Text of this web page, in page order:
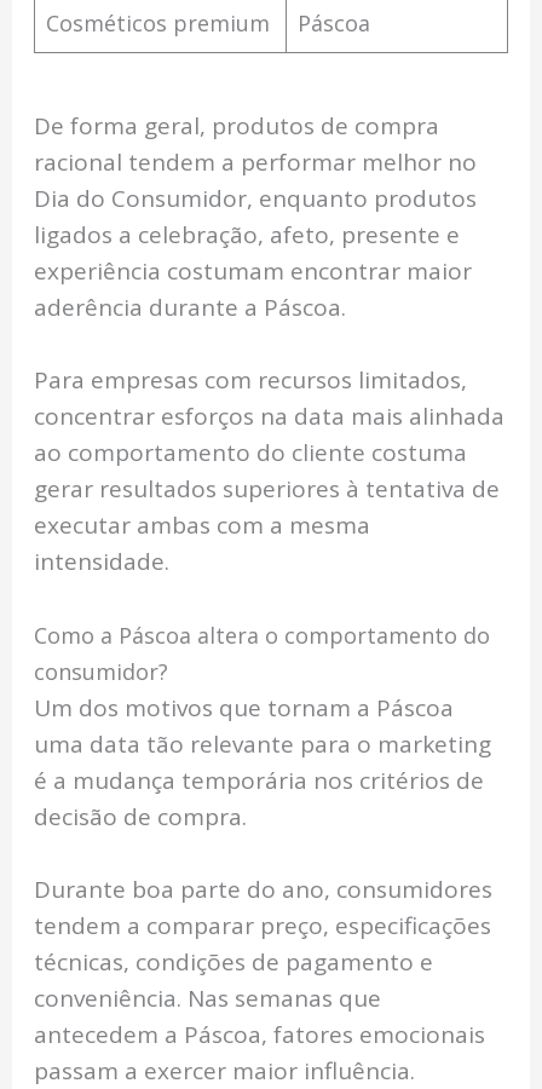
Cosméticos premium Páscoa
De forma geral, produtos de compra
racional tendem a performar melhor no
Dia do Consumidor, enquanto produtos
ligados a celebração, afeto, presente e
experiência costumam encontrar maior
aderência durante a Páscoa.
Para empresas com recursos limitados,
concentrar esforços na data mais alinhada
ao comportamento do cliente costuma
gerar resultados superiores à tentativa de
executar ambas com a mesma
intensidade.
Como a Páscoa altera o comportamento do
consumidor?
Um dos motivos que tornam a Páscoa
uma data tão relevante para o marketing
é a mudança temporária nos critérios de
decisão de compra.
Durante boa parte do ano, consumidores
tendem a comparar preço, especificações
técnicas, condições de pagamento e
conveniência. Nas semanas que
antecedem a Páscoa, fatores emocionais
passam a exercer maior influência.